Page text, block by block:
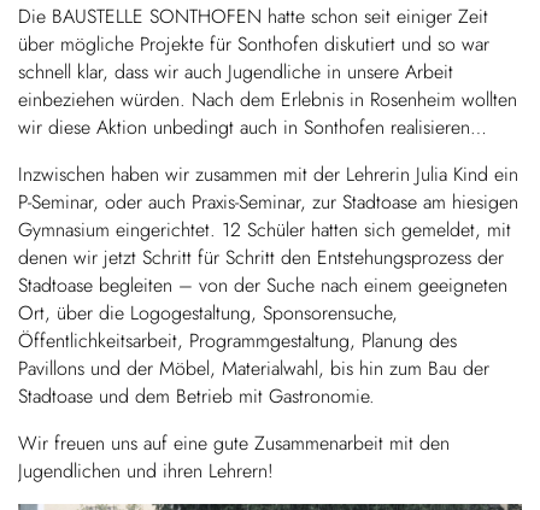
Die BAUSTELLE SONTHOFEN hatte schon seit einiger Zeit
über mögliche Projekte für Sonthofen diskutiert und so war
schnell klar, dass wir auch Jugendliche in unsere Arbeit
einbeziehen würden. Nach dem Erlebnis in Rosenheim wollten
wir diese Aktion unbedingt auch in Sonthofen realisieren…
Inzwischen haben wir zusammen mit der Lehrerin Julia Kind ein
P-Seminar, oder auch Praxis-Seminar, zur Stadtoase am hiesigen
Gymnasium eingerichtet. 12 Schüler hatten sich gemeldet, mit
denen wir jetzt Schritt für Schritt den Entstehungsprozess der
Stadtoase begleiten – von der Suche nach einem geeigneten
Ort, über die Logogestaltung, Sponsorensuche,
Öffentlichkeitsarbeit, Programmgestaltung, Planung des
Pavillons und der Möbel, Materialwahl, bis hin zum Bau der
Stadtoase und dem Betrieb mit Gastronomie.
Wir freuen uns auf eine gute Zusammenarbeit mit den
Jugendlichen und ihren Lehrern!